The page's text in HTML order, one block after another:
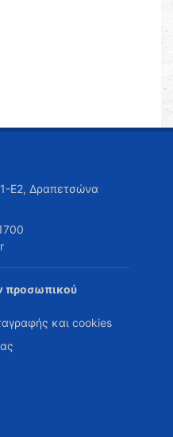
Ε2, Δραπετσώνα
προσωπικού
και cookies